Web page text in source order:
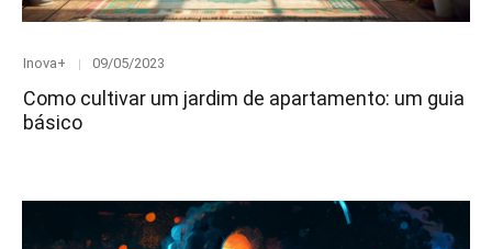
Category
Inova+
Posted
09/05/2023
Como cultivar um jardim de apartamento: um guia
básico